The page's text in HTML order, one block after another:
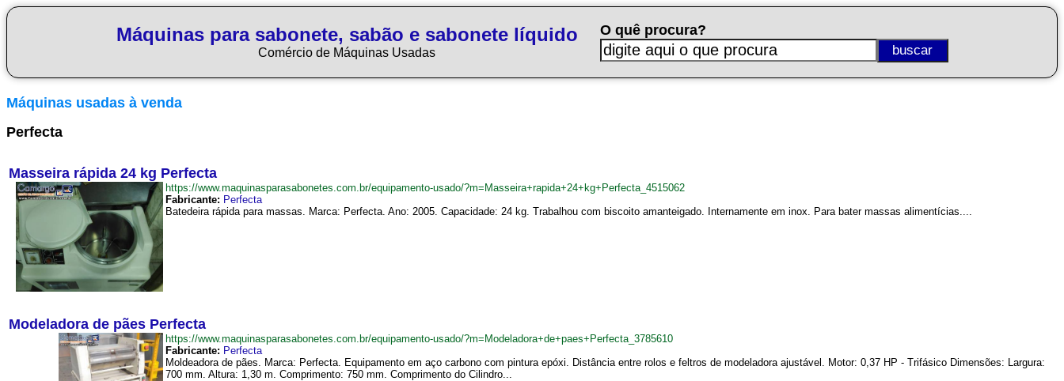
Máquinas para sabonete, sabão e sabonete líquido
Comércio de Máquinas Usadas
O quê procura?
Máquinas usadas à venda
Perfecta
Masseira rápida 24 kg Perfecta
https://www.maquinasparasabonetes.com.br/equipamento-usado/?m=Masseira+rapida+24+kg+Perfecta_4515062
Fabricante: Perfecta
Batedeira rápida para massas. Marca: Perfecta. Ano: 2005. Capacidade: 24 kg. Trabalhou com biscoito amanteigado. Internamente em inox. Para bater massas alimentícias....
Modeladora de pães Perfecta
https://www.maquinasparasabonetes.com.br/equipamento-usado/?m=Modeladora+de+paes+Perfecta_3785610
Fabricante: Perfecta
Moldeadora de pães. Marca: Perfecta. Equipamento em aço carbono com pintura epóxi. Distância entre rolos e feltros de modeladora ajustável. Motor: 0,37 HP - Trifásico Dimensões: Largura:
700 mm. Altura: 1,30 m. Comprimento: 750 mm. Comprimento do Cilindro...